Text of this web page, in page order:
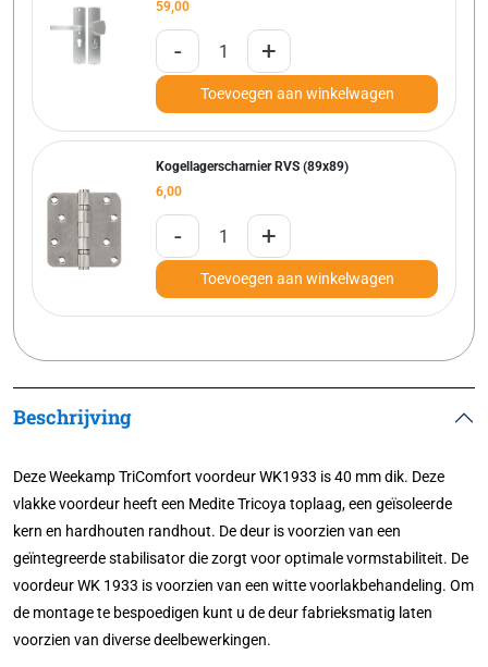
59,00
- +
Toevoegen aan winkelwagen
Kogellagerscharnier RVS (89x89)
6,00
- +
Toevoegen aan winkelwagen
Beschrijving
Deze Weekamp TriComfort voordeur WK1933 is 40 mm dik. Deze
vlakke voordeur heeft een Medite Tricoya toplaag, een geïsoleerde
kern en hardhouten randhout. De deur is voorzien van een
geïntegreerde stabilisator die zorgt voor optimale vormstabiliteit. De
voordeur WK 1933 is voorzien van een witte voorlakbehandeling. Om
de montage te bespoedigen kunt u de deur fabrieksmatig laten
voorzien van diverse deelbewerkingen.